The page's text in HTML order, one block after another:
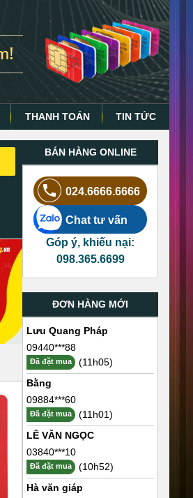
THANH TOÁN TIN TỨC
BÁN HÀNG ONLINE
024.6666.6666
Chat tư vấn
Góp ý, khiếu nại:
098.365.6699
ĐƠN HÀNG MỚI
Lưu Quang Pháp
09440***88
Đã đặt mua
(11h05)
Bằng
09884***60
Đã đặt mua
(11h01)
LÊ VĂN NGỌC
03840***10
Đã đặt mua
(10h52)
Hà văn giáp